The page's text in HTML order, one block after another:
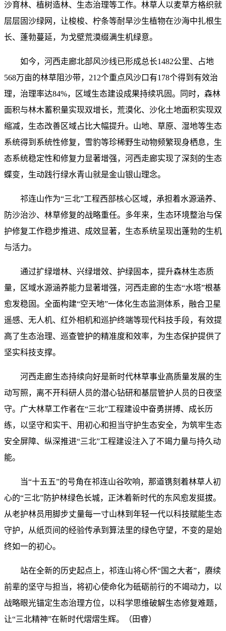
沙育林、植树造林、生态治理等工作。林草人以麦草方格织就
层层固沙绿网，让梭梭、柠条等耐旱沙生植物在沙海中扎根生
长、蓬勃蔓延，为戈壁荒漠缀满生机绿意。
如今，河西走廊北部风沙线已形成总长1482公里、占地
568万亩的林草阻沙带，212个重点风沙口有178个得到有效治
理，治理率达84%，区域生态建设成果持续巩固。同时，森林
面积与林木蓄积量实现双增长，荒漠化、沙化土地面积实现双
缩减，生态改善区域占比大幅提升。山地、草原、湿地等生态
系统得到系统性修复，雪豹等珍稀野生动物频繁现身栖息，生
态系统稳定性和修复力显著增强，河西走廊实现了深刻的生态
蝶变，生动践行绿水青山就是金山银山理念。
祁连山作为“三北”工程西部核心区域，承担着水源涵养、
防沙治沙、林草修复的战略重任。多年来，生态环境整治与保
护修复工作稳步推进、成效显著，生态系统呈现出蓬勃的生机
与活力。
通过扩绿增林、兴绿增效、护绿固本，提升森林生态质
量，区域水源涵养能力显著增强，河西走廊的生态“水塔”根基
愈发稳固。全面构建“空天地”一体化生态监测体系，融合卫星
遥感、无人机、红外相机和巡护终端等现代科技手段，有效提
高了生态治理、巡查管护的精准度和效率，为生态保护提供了
坚实科技支撑。
河西走廊生态持续向好是新时代林草事业高质量发展的生
动写照，离不开科研人员的潜心钻研和基层管护人员的日夜坚
守。广大林草工作者在“三北”工程建设中奋勇拼搏、成长历
练，以坚守和实干、用初心和担当守护生态安全，为筑牢生态
安全屏障、纵深推进“三北”工程建设注入了不竭力量与持久动
能。
当“十五五”的号角在祁连山谷吹响，那道镌刻着林草人初
心的“三北”防护林绿色长城，正沐着新时代的东风愈发挺拔。
从老护林员用脚步丈量每一寸山林到年轻一代以科技赋能生态
守护，从纸页间的经验传承到算法里的绿色守望，不变的是始
终如一的初心。
站在全新的历史起点上，祁连山将心怀“国之大者”，赓续
前辈的坚守与担当，将初心使命化为砥砺前行的不竭动力，以
战略眼光锚定生态治理方位，以科学思维破解生态修复难题，
让“三北精神”在新时代熠熠生辉。（田睿）